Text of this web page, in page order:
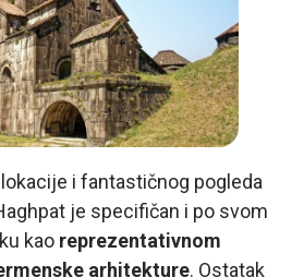
i fantastičnog pogleda
je specifičan i po svom
kao reprezentativnom
arhitekture. Ostatak